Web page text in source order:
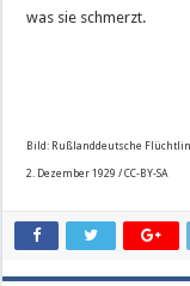
was sie schmerzt.
Bild: Rußlanddeutsche
2. Dezember 1929 / CC-BY-SA